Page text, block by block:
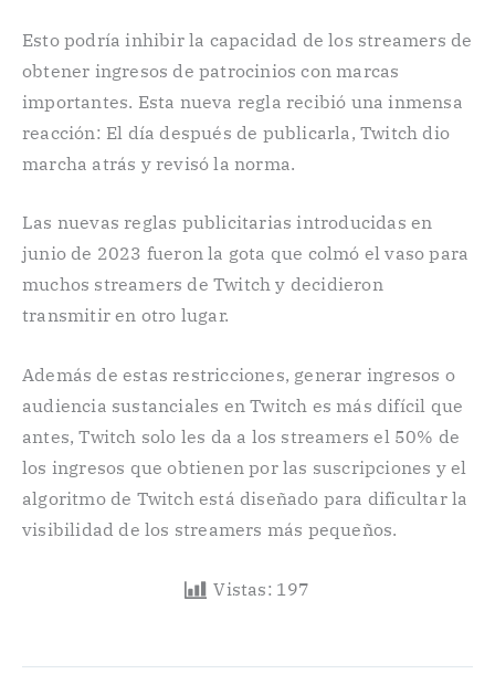
Esto podría inhibir la capacidad de los streamers de
obtener ingresos de patrocinios con marcas
importantes. Esta nueva regla recibió una inmensa
reacción: El día después de publicarla, Twitch dio
marcha atrás y revisó la norma.
Las nuevas reglas publicitarias introducidas en
junio de 2023 fueron la gota que colmó el vaso para
muchos streamers de Twitch y decidieron
transmitir en otro lugar.
Además de estas restricciones, generar ingresos o
audiencia sustanciales en Twitch es más difícil que
antes, Twitch solo les da a los streamers el 50% de
los ingresos que obtienen por las suscripciones y el
algoritmo de Twitch está diseñado para dificultar la
visibilidad de los streamers más pequeños.
Vistas: 197